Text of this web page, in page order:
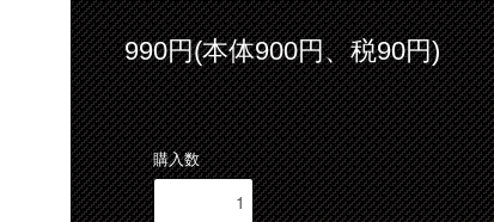
990円(本体900円、税90円)
購入数